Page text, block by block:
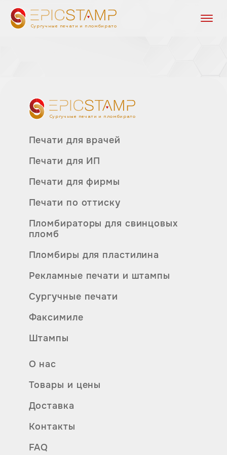
Сургучные печати и пломбираторы
Сургучные печати и пломбираторы
Печати для врачей
Печати для ИП
Печати для фирмы
Печати по оттиску
Пломбираторы для свинцовых
пломб
Пломбиры для пластилина
Рекламные печати и штампы
Сургучные печати
Факсимиле
Штампы
О нас
Товары и цены
Доставка
Контакты
FAQ